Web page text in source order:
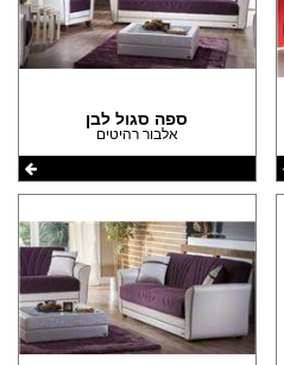
ספה סגול לבן
אלבור רהיטים